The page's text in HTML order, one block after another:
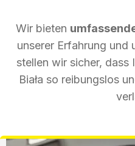
Wir bieten
unserer Erfahrung und
stellen wir sicher, dass
Biała so reibungslos